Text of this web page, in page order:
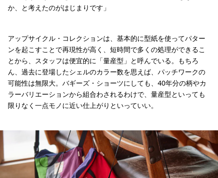
か、と考えたのがはじまりです」
アップサイクル・コレクションは、基本的に型紙を使ってパター
ンを起こすことで再現性が高く、短時間で多くの処理ができるこ
とから、スタッフは便宜的に「量産型」と呼んでいる。もちろ
ん、過去に登場したシェルのカラー数を思えば、パッチワークの
可能性は無限大。バギーズ・ショーツにしても、40年分の柄やカ
ラーバリエーションから組合わされるわけで、量産型といっても
限りなく一点モノに近い仕上がりといっていい。
着古されたシェル生地のパッチワークで作られたサコッシュ。よく見ると同じパ
こちらはバギーズ・ショーツをリメイクした「アップサイクル・コレクション」